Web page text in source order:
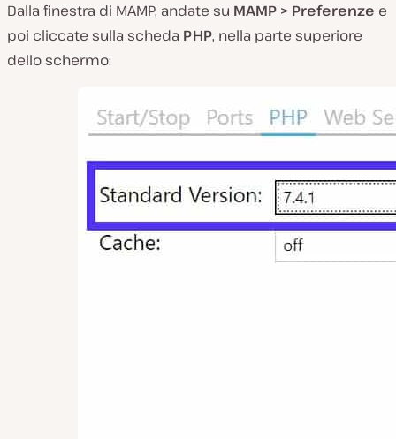
Dalla finestra di MAMP, andate su MAMP > Preferenze e
poi cliccate sulla scheda PHP, nella parte superiore
dello schermo: